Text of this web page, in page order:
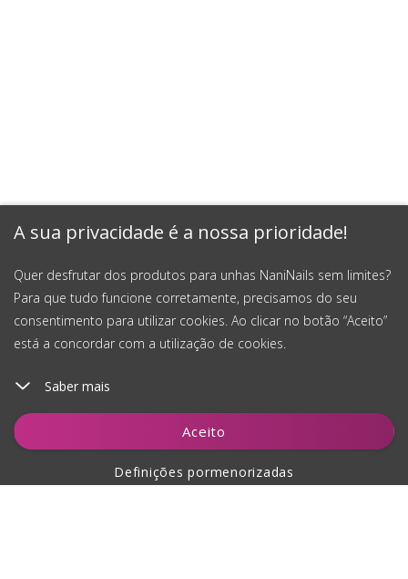
A sua privacidade é a nossa prioridade!
Quer desfrutar dos produtos para unhas NaniNails sem limites?
Para que tudo funcione corretamente, precisamos do seu
consentimento para utilizar cookies. Ao clicar no botão “Aceito”
está a concordar com a utilização de cookies.
Saber mais
Aceito
Definições pormenorizadas